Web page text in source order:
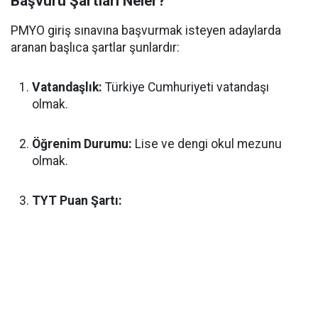
PMYO giriş sınavına başvurmak isteyen adaylarda
aranan başlıca şartlar şunlardır:
Vatandaşlık: Türkiye Cumhuriyeti vatandaşı
olmak.
Öğrenim Durumu: Lise ve dengi okul mezunu
olmak.
TYT Puan Şartı: